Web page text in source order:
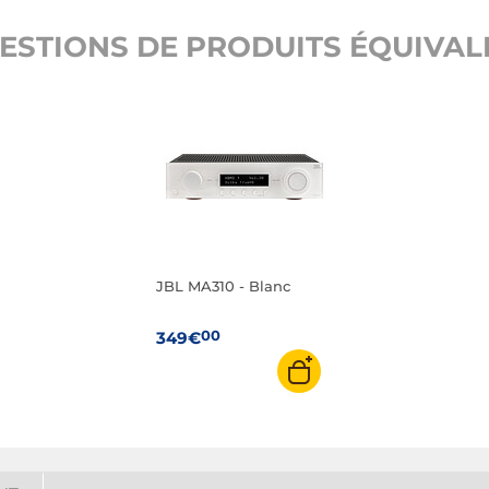
DE PRODUITS
JBL MA310 - Blanc
349€00